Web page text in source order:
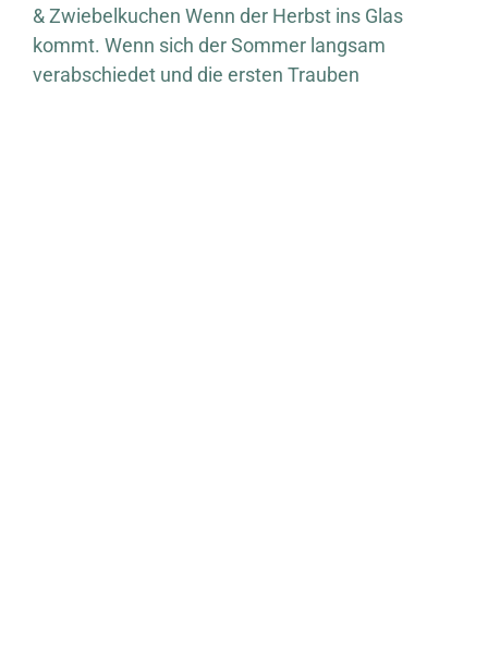
& Zwiebelkuchen Wenn der Herbst ins Glas
kommt. Wenn sich der Sommer langsam
verabschiedet und die ersten Trauben